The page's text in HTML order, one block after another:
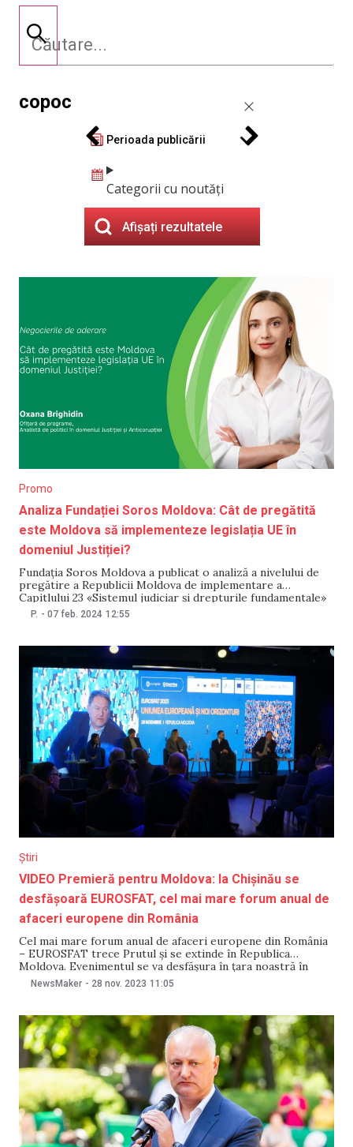
сорос
Perioada publicării
Categorii cu noutăți
Afișați rezultatele
Promo
Analiza Fundației Soros Moldova: Cât de pregătită
este Moldova să implementeze legislația UE în
domeniul Justiției?
Fundația Soros Moldova a publicat o analiză a nivelului de
pregătire a Republicii Moldova de implementare a
Capitlului 23 «Sistemul judiciar și drepturile fundamentale»
din acquis-ul UE. Sectorul justiției din Republica Moldova a
reformelor s-au
P. - 07 feb. 2024 12:55
Știri
VIDEO Premieră pentru Moldova: la Chișinău se
desfășoară EUROSFAT, cel mai mare forum anual de
afaceri europene din România
Cel mai mare forum anual de afaceri europene din România
– EUROSFAT trece Prutul și se extinde în Republica
Moldova. Evenimentul se va desfășura în țara noastră în
premieră. Acesta va avea loc în data de 28 noiembrie la
NewsMaker - 28 nov. 2023 11:05